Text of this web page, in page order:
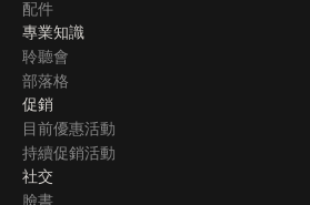
配件
專業知識
聆聽會
部落格
促銷
目前優惠活動
持續促銷活動
社交
臉書